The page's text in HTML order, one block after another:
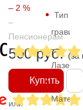
– 2 %
–
Пенсионерам
500 руб. (за
Купить
или
Тип
—